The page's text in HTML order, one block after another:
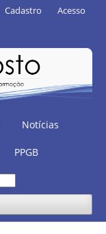
Notícias
PPGB
Cadastro Acesso